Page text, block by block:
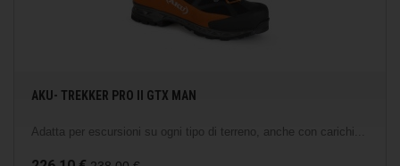
AKU- TREKKER PRO II GTX MAN
Adatta per escursioni su ogni tipo di terreno, anche con carichi...